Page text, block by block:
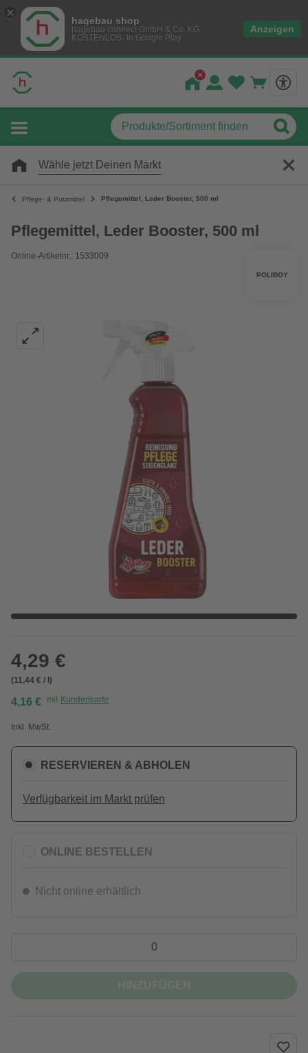
hagebau shop
hagebau connect GmbH & Co. KG
KOSTENLOS- In Google Play
Anzeigen
Wähle jetzt Deinen Markt
Pflege- & Putzmittel Pflegemittel, Leder Booster, 500 ml
Pflegemittel, Leder Booster, 500 ml
Online-Artikelnr.: 1533009
POLIBOY
4,29 €
(11,44 € / l)
4,16 € mit Kundenkarte
Inkl. MwSt.
RESERVIEREN & ABHOLEN
Verfügbarkeit im Markt prüfen
ONLINE BESTELLEN
Nicht online erhältlich